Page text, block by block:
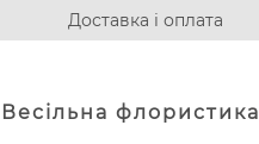
Доставка і оплата
Весільна флористика